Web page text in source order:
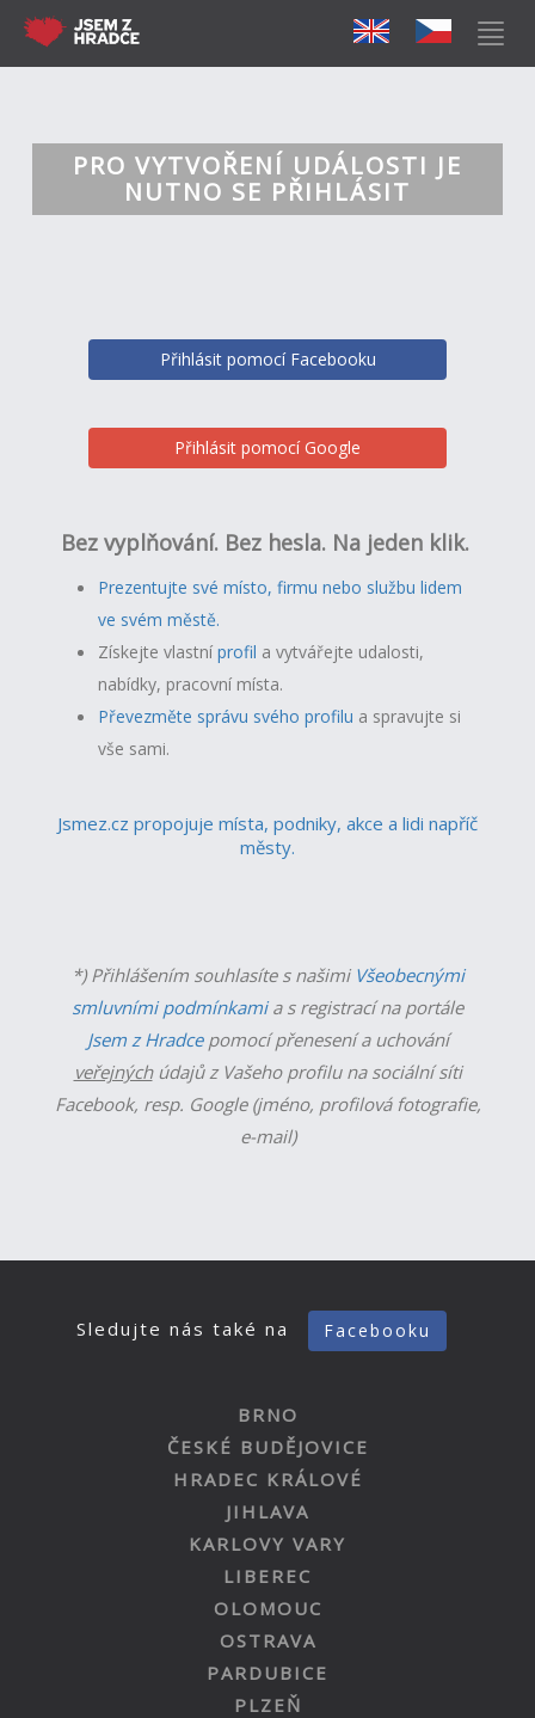
PRO VYTVOŘENÍ UDÁLOSTI JE
NUTNO SE PŘIHLÁSIT
Přihlásit pomocí Facebooku
Přihlásit pomocí Google
Bez vyplňování. Bez hesla. Na jeden klik.
Prezentujte své místo, firmu nebo službu lidem
ve svém městě.
Získejte vlastníprofil a vytvářejte udalosti,
nabídky, pracovní místa.
Převezměte správu svého profilu a spravujte si
vše sami.
Jsmez.cz propojuje místa, podniky, akce a lidi napříč
městy.
*) Přihlášením souhlasíte s našimi Všeobecnými
smluvními podmínkamia s registrací na portále
Jsem z Hradcepomocí přenesení a uchování
veřejnýchúdajů z Vašeho profilu na sociální síti
Facebook, resp. Google (jméno, profilová fotografie,
e-mail)
Sledujte nás také na Facebooku
BRNO
ČESKÉ BUDĚJOVICE
HRADEC KRÁLOVÉ
JIHLAVA
KARLOVY VARY
LIBEREC
OLOMOUC
OSTRAVA
PARDUBICE
PLZEŇ